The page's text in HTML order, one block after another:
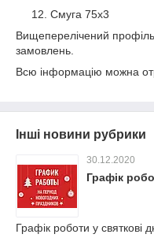
Смуга 75х3
Вищеперелічений
замовлень.
Всю інформацію можна
Інші новини рубрики
30.12.2020
Графік
Графік роботи у святкові